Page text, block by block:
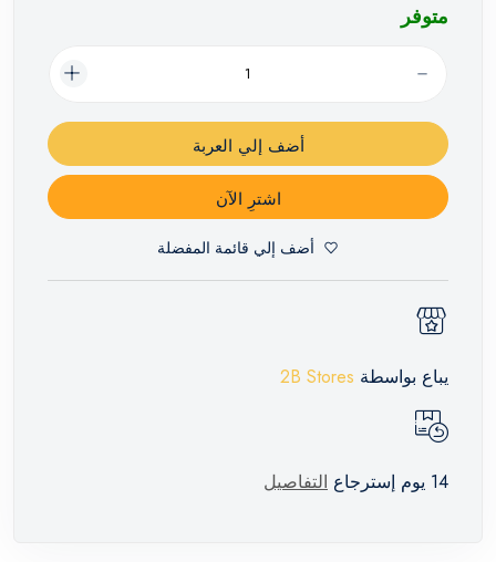
متوفر
أضف إلي العربة
اشترِ الآن
أضف إلي قائمة المفضلة
يباع بواسطة 2B Stores
14 يوم إسترجاع التفاصيل